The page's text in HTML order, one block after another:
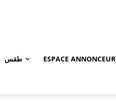
طقس ESPACE ANNONCEUR